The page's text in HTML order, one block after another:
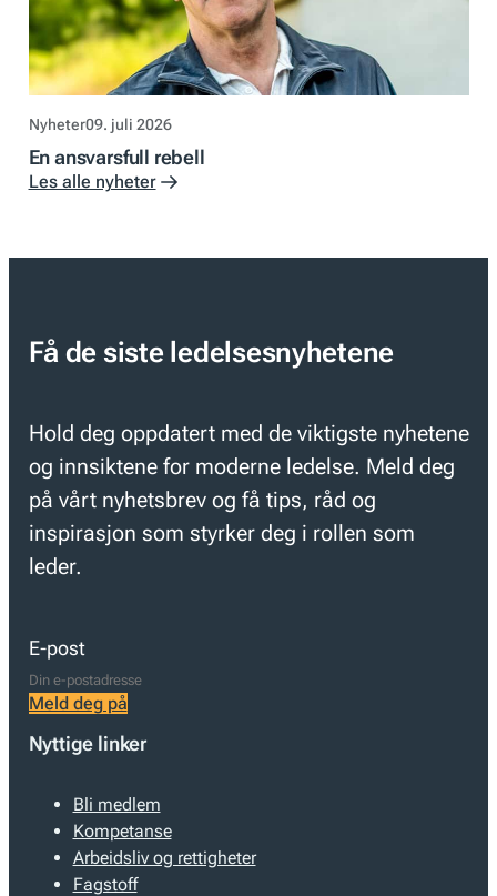
Nyheter09. juli 2026
En ansvarsfull rebell
Les alle nyheter
Få de siste ledelsesnyhetene
Hold deg oppdatert med de viktigste nyhetene
og innsiktene for moderne ledelse. Meld deg
på vårt nyhetsbrev og få tips, råd og
inspirasjon som styrker deg i rollen som
leder.
E-post
Meld deg på
Nyttige linker
Bli medlem
Kompetanse
Arbeidsliv og rettigheter
Fagstoff